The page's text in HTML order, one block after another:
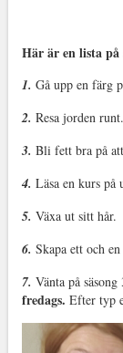
Här är en lista
1. Gå upp en färg
2. Resa jorden runt.
3. Bli fett bra på
4. Läsa en kurs på
5. Växa ut sitt hår.
6. Skapa ett och
7. Vänta på
fredags. Efter typ